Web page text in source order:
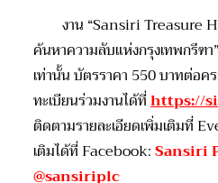
งาน “Sansiri Treasure
ค้นหาความลับแห่งกรุงเทพกรีฑ
เท่านั้น บัตรราคา 550 บาทต่อค
ทะเบียนร่วมงานได้ที่https://
ติดตามรายละเอียดเพิ่มเติมที่
เติมได้ที่ Facebook:Sansiri
@sansiriplc